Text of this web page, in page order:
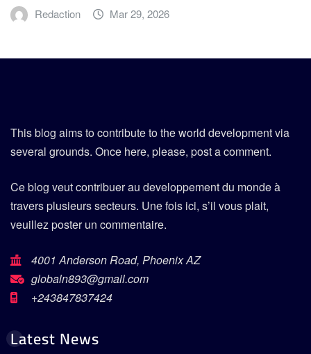
Redaction Mar 29, 2026
This blog aims to contribute to the world development via
several grounds. Once here, please, post a comment.
Ce blog veut contribuer au developpement du monde à
travers plusieurs secteurs. Une fois ici, s’il vous plait,
veuillez poster un commentaire.
4001 Anderson Road, Phoenix AZ
globaln893@gmail.com
+243847837424
Latest News